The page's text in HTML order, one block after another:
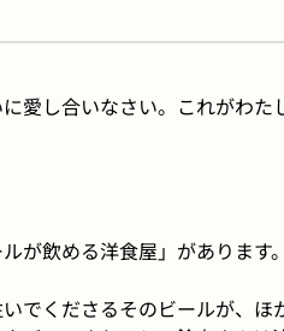
愛し合いなさい。これがわた
が飲める洋食屋」がありま
でくださるそのビールが、